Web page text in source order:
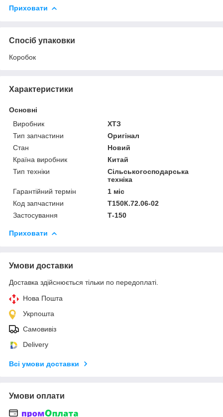
Приховати
Спосіб упаковки
Коробок
Характеристики
Основні
Виробник
ХТЗ
Тип запчастини
Оригінал
Стан
Новий
Країна виробник
Китай
Тип техніки
Сільськогосподарська
техніка
Гарантійний термін
1 міс
Код запчастини
Т150К.72.06-02
Застосування
Т-150
Приховати
Умови доставки
Доставка здійснюється тільки по передоплаті.
Нова Пошта
Укрпошта
Самовивіз
Delivery
Всі умови доставки
Умови оплати